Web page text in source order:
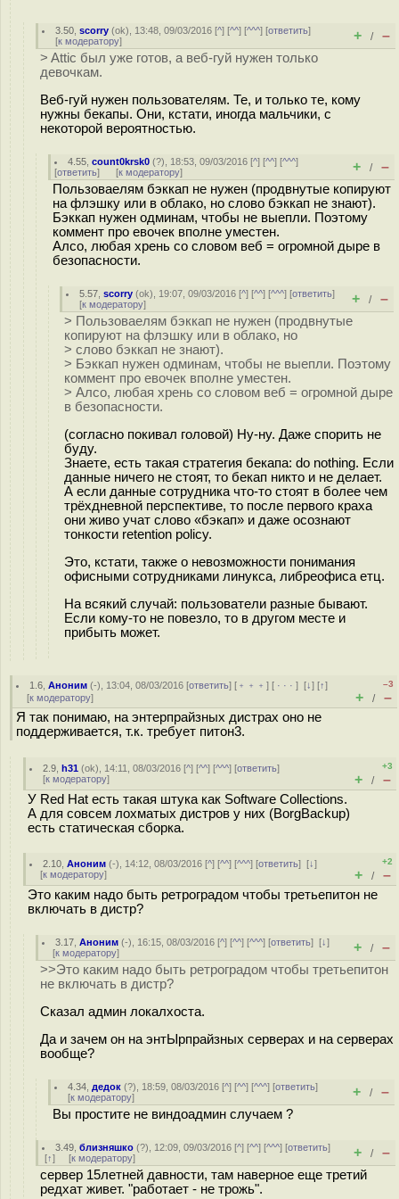
3.50 ,scorry (ok), 13:48, 09/03/2016 [^] [^^] [^^^] [ответить]
[к модератору] + / –
> Attic был уже готов, а веб-гуй нужен только
девочкам.
Веб-гуй нужен пользователям. Те, и только те, кому
нужны бекапы. Они, кстати, иногда мальчики, с
некоторой вероятностью.
4.55 ,count0krsk0 (?), 18:53, 09/03/2016 [^] [^^] [^^^]
[ответить] [к модератору] + / –
Пользоваелям бэккап не нужен (продвнутые копируют
на флэшку или в облако, но слово бэккап не знают).
Бэккап нужен одминам, чтобы не выепли. Поэтому
коммент про евочек вполне уместен.
Алсо, любая хрень со словом веб = огромной дыре в
безопасности.
5.57 ,scorry (ok), 19:07, 09/03/2016 [^] [^^] [^^^] [ответить]
[к модератору] + / –
> Пользоваелям бэккап не нужен (продвнутые
копируют на флэшку или в облако, но
> слово бэккап не знают).
> Бэккап нужен одминам, чтобы не выепли. Поэтому
коммент про евочек вполне уместен.
> Алсо, любая хрень со словом веб = огромной дыре
в безопасности.
(согласно покивал головой) Ну-ну. Даже спорить не
буду.
Знаете, есть такая стратегия бекапа: do nothing. Если
данные ничего не стоят, то бекап никто и не делает.
А если данные сотрудника что-то стоят в более чем
трёхдневной перспективе, то после первого краха
они живо учат слово «бэкап» и даже осознают
тонкости retention policy.
Это, кстати, также о невозможности понимания
офисными сотрудниками линукса, либреофиса етц.
На всякий случай: пользователи разные бывают.
Если кому-то не повезло, то в другом месте и
прибыть может.
1.6 ,Аноним (-), 13:04, 08/03/2016 [ответить] [ ﹢﹢﹢] [ · · ·][↓] [↑]
[к модератору]
–3
+ / –
Я так понимаю, на энтерпрайзных дистрах оно не
поддерживается, т.к. требует питон3.
2.9 ,h31 (ok), 14:11, 08/03/2016 [^] [^^] [^^^] [ответить]
[к модератору]
+3
+ / –
У Red Hat есть такая штука как Software Collections.
А для совсем лохматых дистров у них (BorgBackup)
есть статическая сборка.
2.10 ,Аноним (-), 14:12, 08/03/2016 [^] [^^] [^^^] [ответить][↓]
[к модератору]
+2
+ / –
Это каким надо быть ретроградом чтобы третьепитон не
включать в дистр?
3.17 ,Аноним (-), 16:15, 08/03/2016 [^] [^^] [^^^] [ответить][↓]
[к модератору] + / –
>>Это каким надо быть ретроградом чтобы третьепитон
не включать в дистр?
Сказал админ локалхоста.
Да и зачем он на энтЫрпрайзных серверах и на серверах
вообще?
4.34 дедок (?), 18:59, 08/03/2016 [^] [^^] [^^^] [ответить]
[к модератору] + / –
Вы простите не виндоадмин случаем ?
3.49 ,близняшко (?), 12:09, 09/03/2016 [^] [^^] [^^^] [ответить]
[↑] [к модератору] + / –
сервер 15летней давности, там наверное еще третий
редхат живет. "работает - не трожь".